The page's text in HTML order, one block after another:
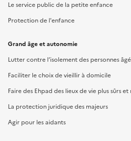
Le service public de la petite enfance
Protection de l'enfance
Grand âge et autonomie
Lutter contre l’isolement des personnes
Faciliter le choix de vieillir à domicile
Faire des Ehpad des lieux de vie plus sûrs
La protection juridique des majeurs
Agir pour les aidants